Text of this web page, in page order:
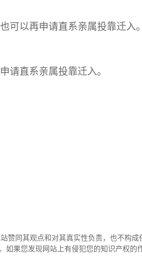
可以再申请直系亲属投靠迁入
请直系亲属投靠迁入。
赞同其观点和对其真实性负责，也不构成
如果您发现网站上有侵犯您的知识产权的